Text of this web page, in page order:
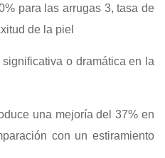
para las arrugas 3, tasa de
de la piel
o dramática en la
una mejoría del 37% en
con un estiramiento